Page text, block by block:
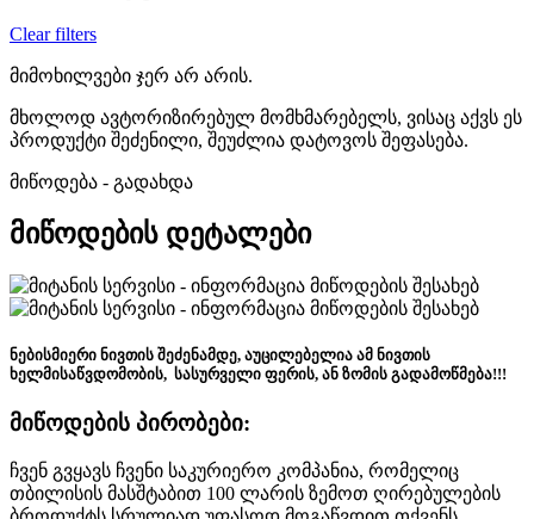
Clear filters
მიმოხილვები ჯერ არ არის.
მხოლოდ ავტორიზირებულ მომხმარებელს, ვისაც აქვს ეს
პროდუქტი შეძენილი, შეუძლია დატოვოს შეფასება.
მიწოდება - გადახდა
მიწოდების დეტალები
ნებისმიერი ნივთის შეძენამდე, აუცილებელია ამ ნივთის
ხელმისაწვდომობის, სასურველი ფერის, ან ზომის გადამოწმება!!!
მიწოდების პირობები:
ჩვენ გვყავს ჩვენი საკურიერო კომპანია, რომელიც
თბილისის მასშტაბით 100 ლარის ზემოთ ღირებულების